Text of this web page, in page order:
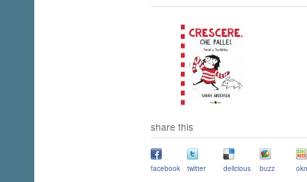
share this
facebook twitter delicious buzz